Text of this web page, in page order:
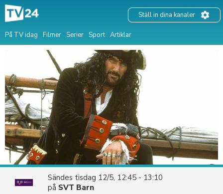
På TV idag Filmer Serier Sport Artiklar
Ställ in dina kanaler
Sändes tisdag 12/5, 12:45 - 13:10
på SVT Barn